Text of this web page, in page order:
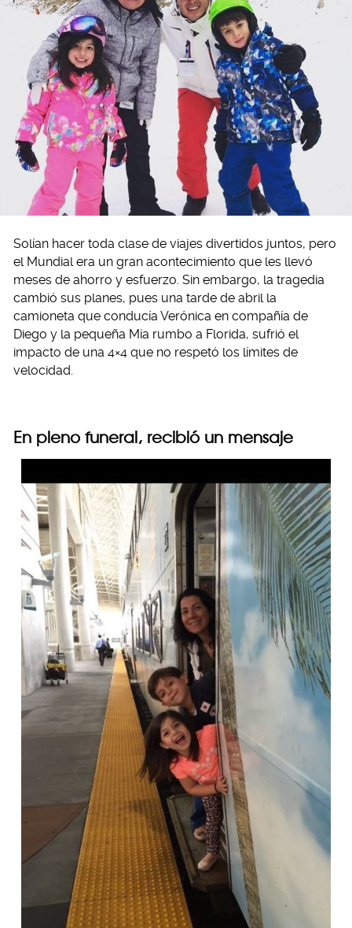
Solían hacer toda clase de viajes divertidos juntos, pero
el Mundial era un gran acontecimiento que les llevó
meses de ahorro y esfuerzo. Sin embargo, la tragedia
cambió sus planes, pues una tarde de abril la
camioneta que conducía Verónica en compañía de
Diego y la pequeña Mía rumbo a Florida, sufrió el
impacto de una 4×4 que no respetó los límites de
velocidad.
En pleno funeral, recibió un mensaje